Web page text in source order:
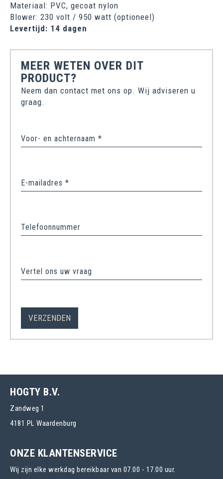
Materiaal: PVC, gecoat nylon
Blower: 230 volt / 950 watt (optioneel)
Levertijd: 14 dagen
MEER WETEN OVER DIT
PRODUCT?
Neem dan contact met ons op. Wij adviseren u
graag.
Voor- en achternaam *
E-mailadres *
Telefoonnummer
Vertel ons uw vraag
HOGTY B.V.
Zandweg 1
4181 PL Waardenburg
ONZE KLANTENSERVICE
Wij zijn elke werkdag bereikbaar van 07.00 - 17.00 uur.